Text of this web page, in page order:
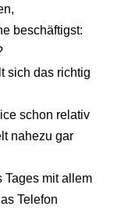
beschäftigst:
sich das richtig
schon relativ
nahezu gar
Tages mit allem
Telefon